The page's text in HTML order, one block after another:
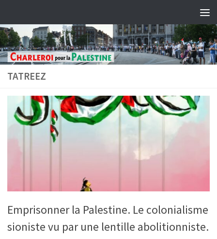
TATREEZ
Emprisonner la Palestine. Le colonialisme
sioniste vu par une lentille abolitionniste.